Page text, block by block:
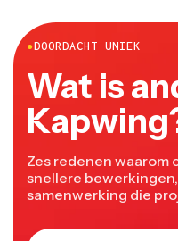
●DOORDACHT UNIEK
Wat is
Zes redenen waarom
snellere
samenwerking die